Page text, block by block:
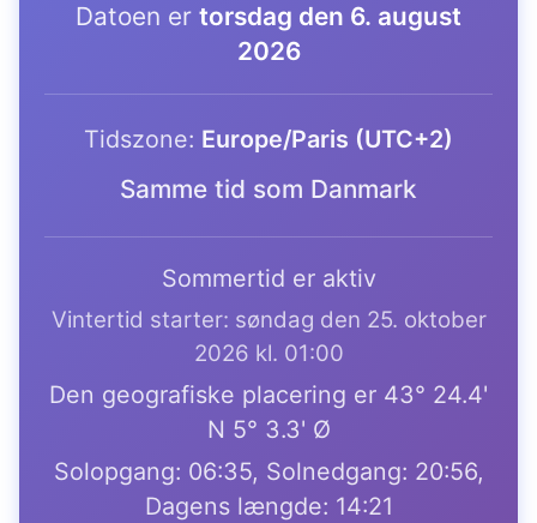
Datoen er torsdag den 6. august
2026
Tidszone: Europe/Paris (UTC+2)
Samme tid som Danmark
Sommertid er aktiv
Vintertid starter: søndag den 25. oktober
2026 kl. 01:00
Den geografiske placering er 43° 24.4'
N 5° 3.3' Ø
Solopgang: 06:35, Solnedgang: 20:56,
Dagens længde: 14:21